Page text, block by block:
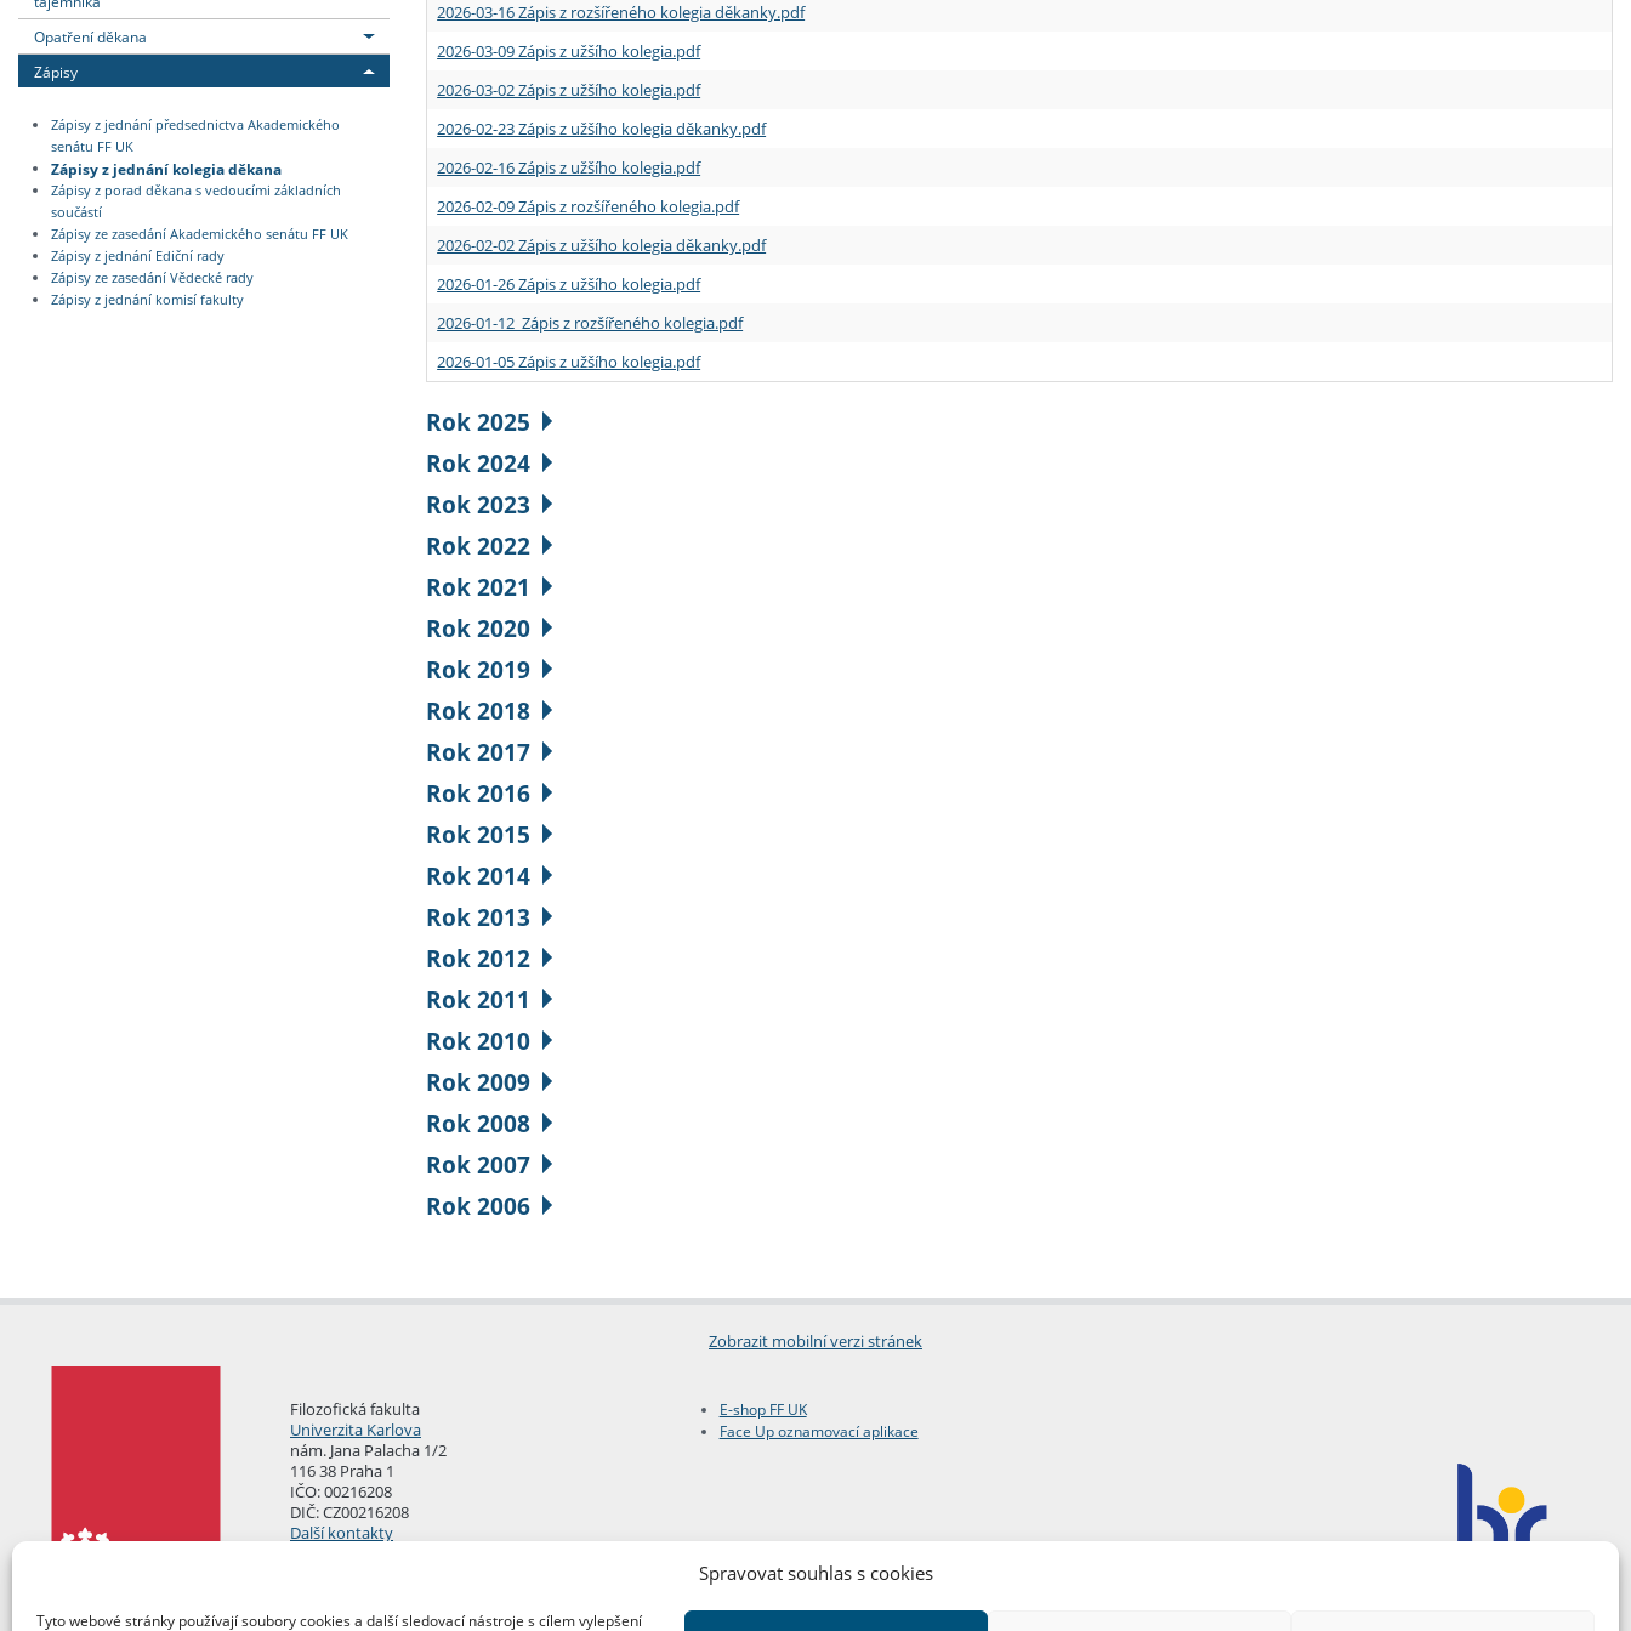
Spravovat souhlas s cookies
Tyto webové stránky používají soubory cookies a další sledovací nástroje s cílem vylepšení
Opatření děkana
Zápisy
Zápisy z jednání předsednictva Akademického
senátu FF UK
Zápisy z jednání kolegia děkana
Zápisy z porad děkana s vedoucími základních
součástí
Zápisy ze zasedání Akademického senátu FF UK
Zápisy z jednání Ediční rady
Zápisy ze zasedání Vědecké rady
Zápisy z jednání komisí fakulty
2026-03-16 Zápis z rozšířeného kolegia děkanky.pdf
2026-03-09 Zápis z užšího kolegia.pdf
2026-03-02 Zápis z užšího kolegia.pdf
2026-02-23 Zápis z užšího kolegia děkanky.pdf
2026-02-16 Zápis z užšího kolegia.pdf
2026-02-09 Zápis z rozšířeného kolegia.pdf
2026-02-02 Zápis z užšího kolegia děkanky.pdf
2026-01-26 Zápis z užšího kolegia.pdf
2026-01-12 Zápis z rozšířeného kolegia.pdf
2026-01-05 Zápis z užšího kolegia.pdf
Rok 2025
Rok 2024
Rok 2023
Rok 2022
Rok 2021
Rok 2020
Rok 2019
Rok 2018
Rok 2017
Rok 2016
Rok 2015
Rok 2014
Rok 2013
Rok 2012
Rok 2011
Rok 2010
Rok 2009
Rok 2008
Rok 2007
Rok 2006
Zobrazit mobilní verzi stránek
Filozofická fakulta
Univerzita Karlova
nám. Jana Palacha 1/2
116 38 Praha 1
IČO: 00216208
DIČ: CZ00216208
Další kontakty
E-shop FF UK
Face Up oznamovací aplikace